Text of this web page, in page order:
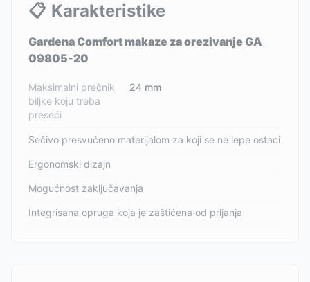
📋 Karakteristike
Gardena Comfort makaze za orezivanje GA
09805-20
Maksimalni prečnik
biljke koju treba
preseći
24 mm
Sečivo presvučeno materijalom za koji se ne lepe ostaci
Ergonomski dizajn
Mogućnost zaključavanja
Integrisana opruga koja je zaštićena od prljanja